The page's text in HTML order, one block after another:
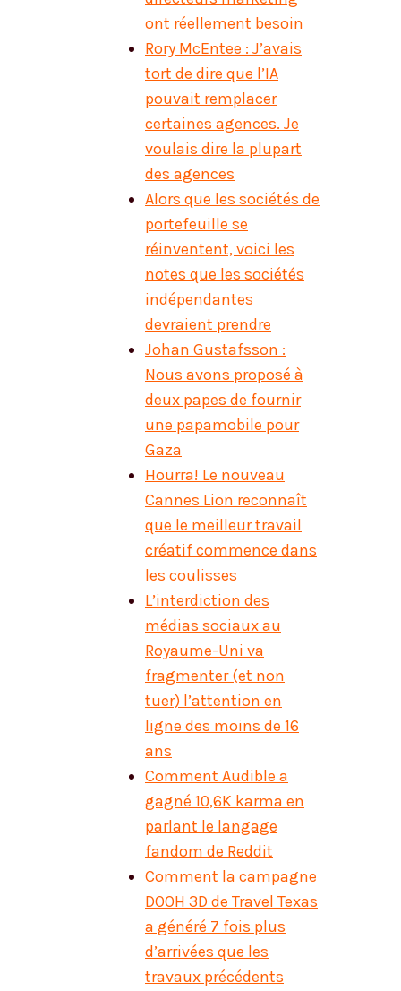
ont réellement besoin
Rory McEntee : J’avais
tort de dire que l’IA
pouvait remplacer
certaines agences. Je
voulais dire la plupart
des agences
Alors que les sociétés de
portefeuille se
réinventent, voici les
notes que les sociétés
indépendantes
devraient prendre
Johan Gustafsson :
Nous avons proposé à
deux papes de fournir
une papamobile pour
Gaza
Hourra! Le nouveau
Cannes Lion reconnaît
que le meilleur travail
créatif commence dans
les coulisses
L’interdiction des
médias sociaux au
Royaume-Uni va
fragmenter (et non
tuer) l’attention en
ligne des moins de 16
ans
Comment Audible a
gagné 10,6K karma en
parlant le langage
fandom de Reddit
Comment la campagne
DOOH 3D de Travel Texas
a généré 7 fois plus
d’arrivées que les
travaux précédents